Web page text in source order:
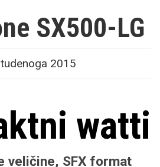
SX500-LG
2015
watti
veličine, SFX format